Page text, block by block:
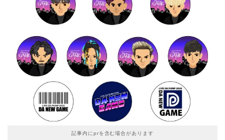
記事内にprを含む場合があります